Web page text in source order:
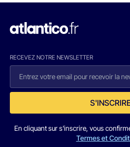
RECEVEZ NOTRE NEWSLETTER
En cliquant sur s'inscrire, vous
Termes et